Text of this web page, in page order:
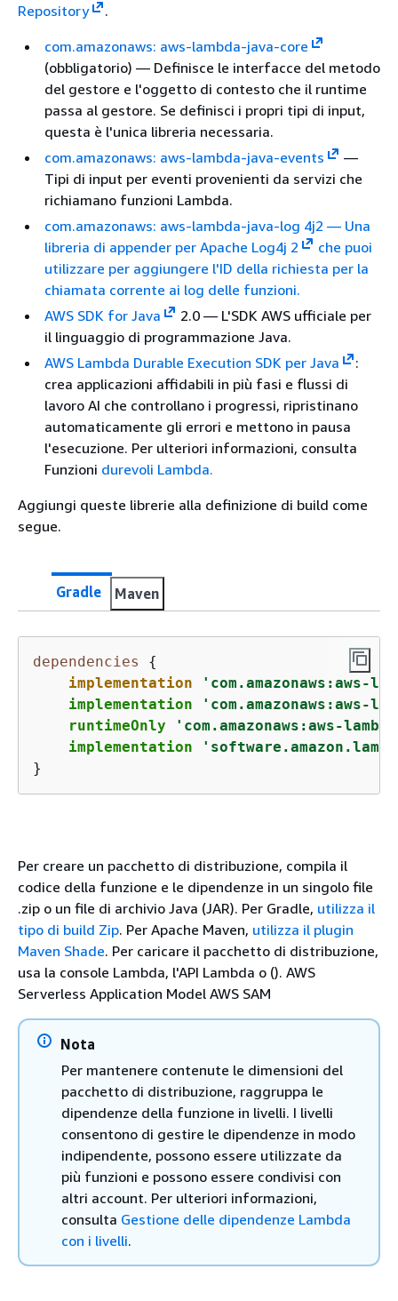
Repository
.
com.amazonaws: aws-lambda-java-core
(obbligatorio) — Definisce le interfacce del metodo
del gestore e l'oggetto di contesto che il runtime
passa al gestore. Se definisci i propri tipi di input,
questa è l'unica libreria necessaria.
com.amazonaws: aws-lambda-java-events
—
Tipi di input per eventi provenienti da servizi che
richiamano funzioni Lambda.
com.amazonaws: aws-lambda-java-log 4j2 — Una
libreria di appender per Apache Log4j 2
che puoi
utilizzare per aggiungere l'ID della richiesta per la
chiamata corrente ai log delle funzioni.
AWS SDK for Java
2.0 — L'SDK AWS ufficiale per
il linguaggio di programmazione Java.
AWS Lambda Durable Execution SDK per Java
:
crea applicazioni affidabili in più fasi e flussi di
lavoro AI che controllano i progressi, ripristinano
automaticamente gli errori e mettono in pausa
l'esecuzione. Per ulteriori informazioni, consulta
Funzioni durevoli Lambda.
Aggiungi queste librerie alla definizione di build come
segue.
Gradle Maven
dependencies
{
implementation
'com.amazonaws:aws-
    implementation
'com.amazonaws:aws-
    runtimeOnly
'com.amazonaws:aws-
    implementation
}
Per creare un pacchetto di distribuzione, compila il
codice della funzione e le dipendenze in un singolo file
.zip o un file di archivio Java (JAR). Per Gradle, utilizza il
tipo di build Zip. Per Apache Maven, utilizza il plugin
Maven Shade. Per caricare il pacchetto di distribuzione,
usa la console Lambda, l'API Lambda o (). AWS
Serverless Application Model AWS SAM
Nota
Per mantenere contenute le dimensioni del
pacchetto di distribuzione, raggruppa le
dipendenze della funzione in livelli. I livelli
consentono di gestire le dipendenze in modo
indipendente, possono essere utilizzate da
più funzioni e possono essere condivisi con
altri account. Per ulteriori informazioni,
consulta Gestione delle dipendenze Lambda
con i livelli.